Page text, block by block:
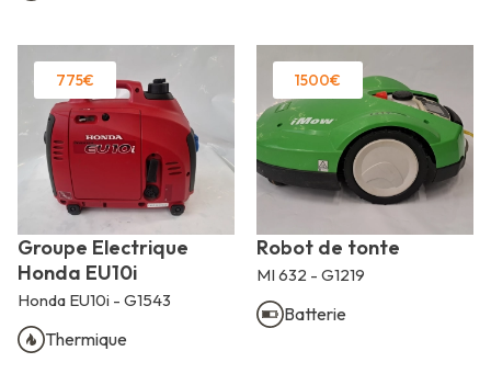
775€
Groupe Electrique
Honda EU10i
Honda EU10i - G1543
Thermique
1500€
Robot de tonte
MI 632 - G1219
Batterie